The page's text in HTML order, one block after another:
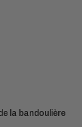
la bandoulière